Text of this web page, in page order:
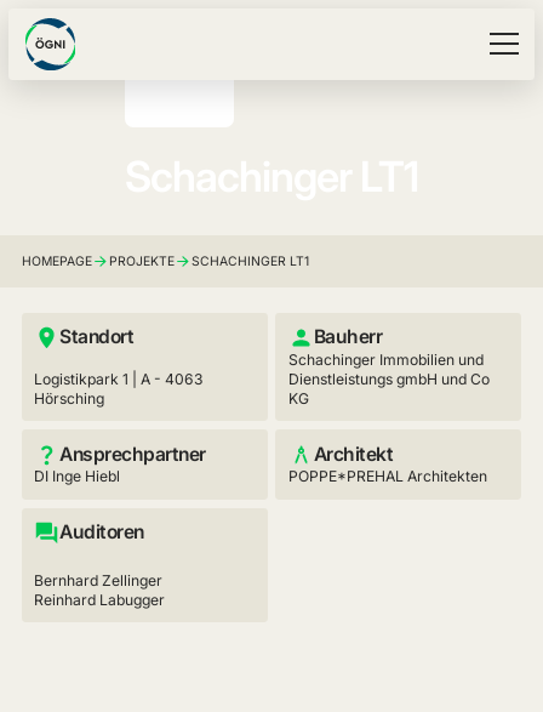
HOMEPAGE PROJEKTE SCHACHINGER LT1
Standort
Logistikpark 1 | A - 4063
Hörsching
Bauherr
Schachinger Immobilien und
Dienstleistungs gmbH und Co
KG
Ansprechpartner
DI Inge Hiebl
Architekt
POPPE*PREHAL Architekten
Auditoren
Bernhard Zellinger
Reinhard Labugger